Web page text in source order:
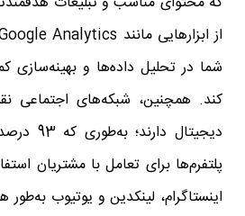
شما در تحلیل داده‌ها و بهینه‌سازی
کند. همچنین، شبکه‌های اجتماعی
پلتفرم‌ها برای تعامل با مشتریان
اینستاگرام، لینکدین و یوتیوب به‌طور